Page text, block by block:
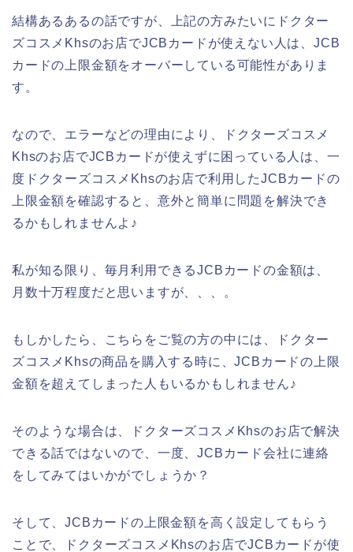
結構あるあるの話ですが、上記の方みたいにドクター
ズコスメKhsのお店でJCBカードが使えない人は、JCB
カードの上限金額をオーバーしている可能性がありま
す。
なので、エラーなどの理由により、ドクターズコスメ
Khsのお店でJCBカードが使えずに困っている人は、一
度ドクターズコスメKhsのお店で利用したJCBカードの
上限金額を確認すると、意外と簡単に問題を解決でき
るかもしれませんよ♪
私が知る限り、毎月利用できるJCBカードの金額は、
月数十万程度だと思いますが、、、。
もしかしたら、こちらをご覧の方の中には、ドクター
ズコスメKhsの商品を購入する時に、JCBカードの上限
金額を超えてしまった人もいるかもしれません♪
そのような場合は、ドクターズコスメKhsのお店で解決
できる話ではないので、一度、JCBカード会社に連絡
をしてみてはいかがでしょうか？
そして、JCBカードの上限金額を高く設定してもらう
ことで、ドクターズコスメKhsのお店でJCBカードが使